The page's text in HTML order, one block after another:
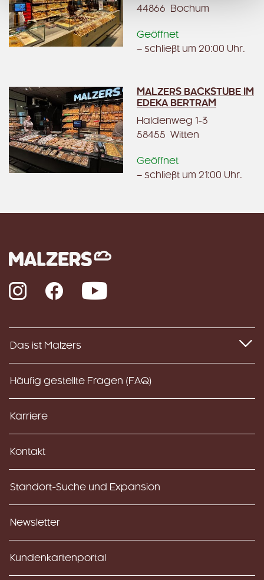
44866 Bochum
Geöffnet
– schließt um 20:00 Uhr.
MALZERS BACKSTUBE IM
EDEKA BERTRAM
Haldenweg 1-3
58455 Witten
Geöffnet
– schließt um 21:00 Uhr.
InstagramFacebook YouTube
Das ist Malzers
Häufig gestellte Fragen (FAQ)
Karriere
Kontakt
Standort-Suche und Expansion
Newsletter
Kundenkartenportal